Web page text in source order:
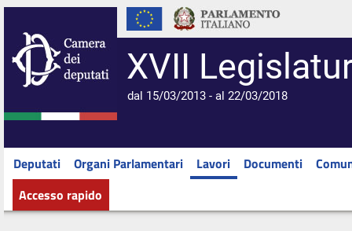
XVII
dal 15/03/2013 - al 22/03/2018
Deputati Organi Parlamentari Lavori Documenti
Accesso rapido